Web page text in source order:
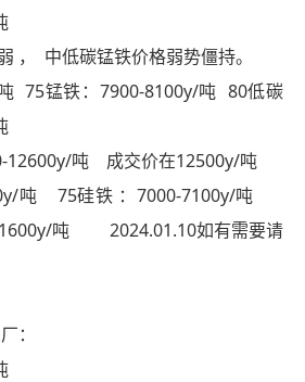
， 中低碳锰铁价格弱势僵持。
75锰铁：7900-8100y/吨 80低碳
12600y/吨 成交价在12500y/吨
吨 75硅铁 ：7000-7100y/吨
吨 2024.01.10如有需要请
：